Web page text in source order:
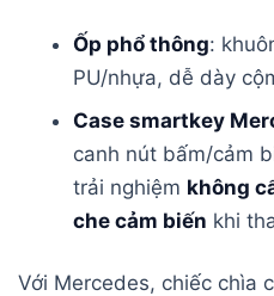
Ốp phổ thông:
PU/nhựa, dễ dày
Case smartkey
canh nút bấm/cảm
trải nghiệm không
che cảm biến khi
Với Mercedes, chiếc chìa